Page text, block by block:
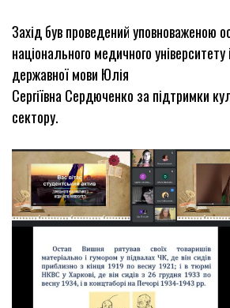
Захід був проведений уповноваженою
національного медичного університету
державної мови Юлія
Сергіївна Сердюченко за підтримки
сектору.